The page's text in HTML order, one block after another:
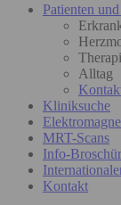
Patienten
Alltag
Kliniksuche
MRT-Scans
Info-
Kontakt